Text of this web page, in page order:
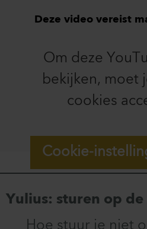
Deze video vereist
Om deze
bekijken, moet
cookies
Cookie-
Yulius: sturen op
Hoe stuur je niet